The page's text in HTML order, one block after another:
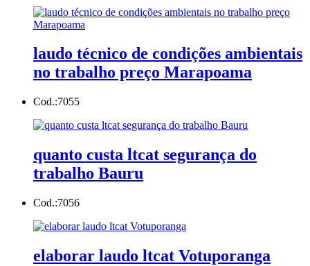
laudo técnico de condições ambientais
no trabalho preço Marapoama
Cod.:7055
quanto custa ltcat segurança do
trabalho Bauru
Cod.:7056
elaborar laudo ltcat Votuporanga